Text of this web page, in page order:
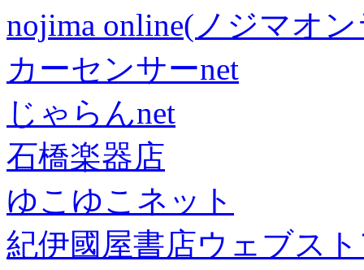
nojima online(ノジマオ
カーセンサーnet
じゃらんnet
石橋楽器店
ゆこゆこネット
紀伊國屋書店ウェブス